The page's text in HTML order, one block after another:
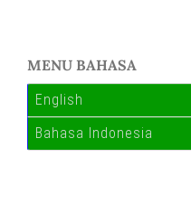
MENU BAHASA
English
Bahasa Indonesia